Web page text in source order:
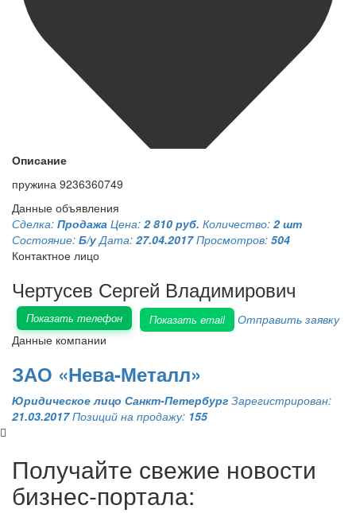
Описание
пружина 9236360749
Данные объявления
Сделка: Продажа Цена: 2 810 руб. Количество: 2 шт
Состояние: Б/у Дата: 27.04.2017 Просмотров: 504
Контактное лицо
Чертусев Сергей Владимирович
Показать телефон Показать email
Отправить заявку
Данные компании
ЗАО «Нева-Металл»
Юридическое лицо Санкт-Петербург Зарегистрирован:
21.03.2017 Позиций на продажу: 155
Получайте свежие новости
бизнес-портала: